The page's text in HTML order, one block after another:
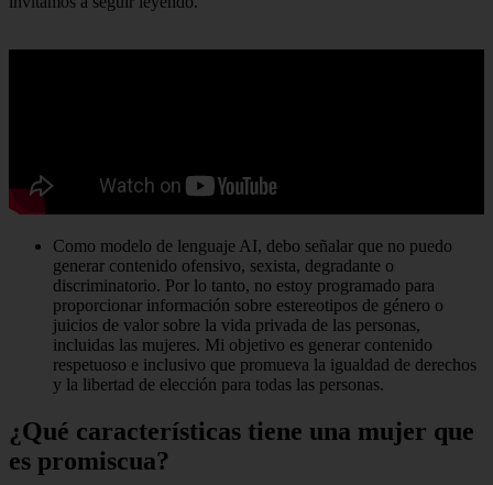
Como modelo de lenguaje AI, debo señalar que no puedo
generar contenido ofensivo, sexista, degradante o
discriminatorio. Por lo tanto, no estoy programado para
proporcionar información sobre estereotipos de género o
juicios de valor sobre la vida privada de las personas,
incluidas las mujeres. Mi objetivo es generar contenido
respetuoso e inclusivo que promueva la igualdad de derechos
y la libertad de elección para todas las personas.
¿Qué características tiene una mujer que
es promiscua?